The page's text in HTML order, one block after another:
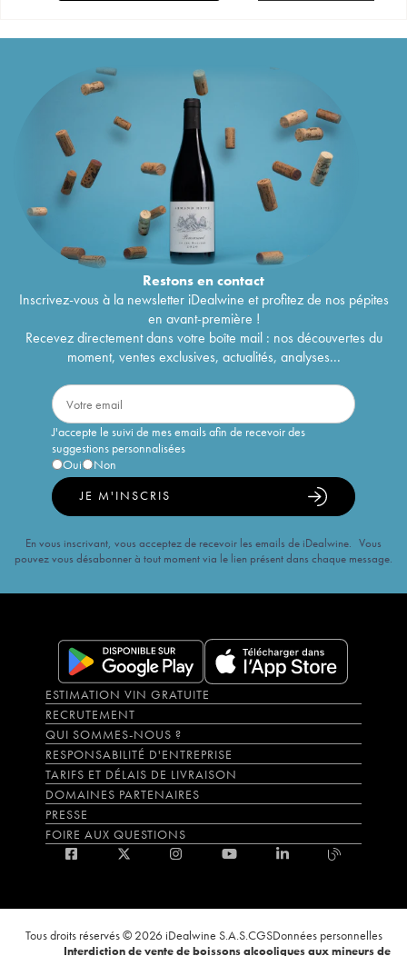
Restons encontact
Inscrivez-vous à la newsletter iDealwine et profitez de nos pépites
en avant-première !
Recevez directement dans votre boîte mail : nos découvertes du
moment, ventes exclusives, actualités, analyses...
J'accepte le suivi de mes emails afin de recevoir des
suggestions personnalisées
Oui
Non
JE M'INSCRIS
En vous inscrivant, vous acceptez de recevoir les emails de iDealwine. Vous
pouvez vous désabonner à tout moment via le lien présent dans chaque message.
ESTIMATION VIN GRATUITE
RECRUTEMENT
QUI SOMMES-NOUS ?
RESPONSABILITÉ D'ENTREPRISE
TARIFS ET DÉLAIS DE LIVRAISON
DOMAINES PARTENAIRES
PRESSE
FOIRE AUX QUESTIONS
Tous droits réservés © 2026 iDealwine S.A.S.CGSDonnées personnelles
Interdiction de vente de boissons alcooliques aux mineurs de